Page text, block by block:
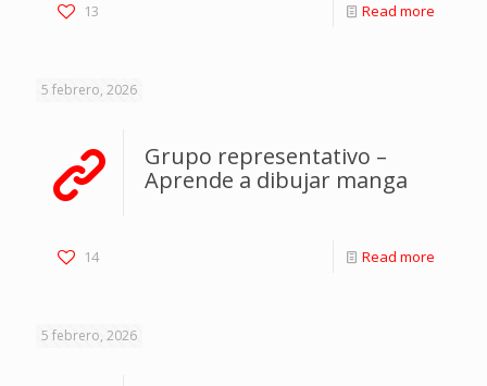
13 Read more
5 febrero, 2026
Grupo representativo –
Aprende a dibujar manga
14 Read more
5 febrero, 2026